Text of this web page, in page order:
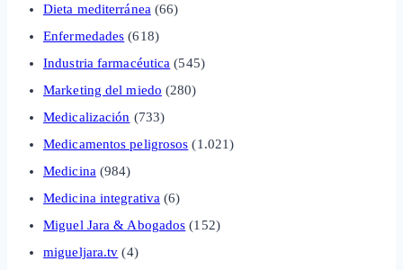
Dieta mediterránea (66)
Enfermedades (618)
Industria farmacéutica (545)
Marketing del miedo (280)
Medicalización (733)
Medicamentos peligrosos (1.021)
Medicina (984)
Medicina integrativa (6)
Miguel Jara & Abogados (152)
migueljara.tv (4)